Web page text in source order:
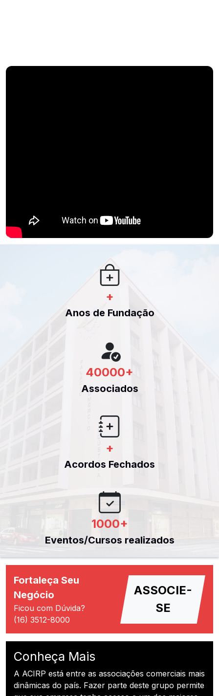
+
Anos de Fundação
40000+
Associados
+
Acordos Fechados
1000+
Eventos/Cursos realizados
Fortaleça Seu
Negócio
Ficou com Dúvida?
(16) 3512-8000
ASSOCIE-
SE
Conheça Mais
A ACIRP está entre as associações comerciais mais
dinâmicas do país. Fazer parte deste grupo permite